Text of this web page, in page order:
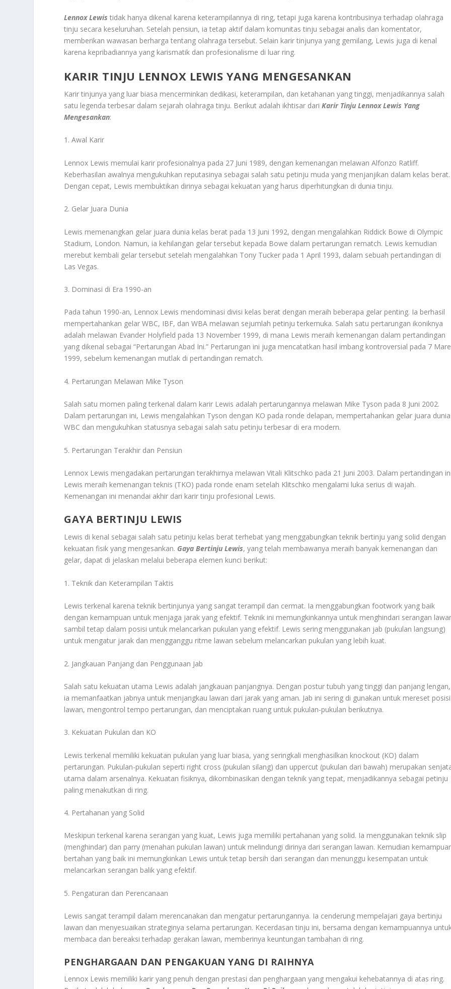
Lennox Lewis tidak hanya dikenal karena keterampilannya di ring, tetapi juga karena kontribusinya terhadap olahraga
tinju secara keseluruhan. Setelah pensiun, ia tetap aktif dalam komunitas tinju sebagai analis dan komentator,
memberikan wawasan berharga tentang olahraga tersebut. Selain karir tinjunya yang gemilang, Lewis juga di kenal
karena kepribadiannya yang karismatik dan profesionalisme di luar ring.
KARIR TINJU LENNOX LEWIS YANG MENGESANKAN
Karir tinjunya yang luar biasa mencerminkan dedikasi, keterampilan, dan ketahanan yang tinggi, menjadikannya salah
satu legenda terbesar dalam sejarah olahraga tinju. Berikut adalah ikhtisar dariKarir Tinju Lennox Lewis Yang
Mengesankan:
1. Awal Karir
Lennox Lewis memulai karir profesionalnya pada 27 Juni 1989, dengan kemenangan melawan Alfonzo Ratliff.
Keberhasilan awalnya mengukuhkan reputasinya sebagai salah satu petinju muda yang menjanjikan dalam kelas berat.
Dengan cepat, Lewis membuktikan dirinya sebagai kekuatan yang harus diperhitungkan di dunia tinju.
2. Gelar Juara Dunia
Lewis memenangkan gelar juara dunia kelas berat pada 13 Juni 1992, dengan mengalahkan Riddick Bowe di Olympic
Stadium, London. Namun, ia kehilangan gelar tersebut kepada Bowe dalam pertarungan rematch. Lewis kemudian
merebut kembali gelar tersebut setelah mengalahkan Tony Tucker pada 1 April 1993, dalam sebuah pertandingan di
Las Vegas.
3. Dominasi di Era 1990-an
Pada tahun 1990-an, Lennox Lewis mendominasi divisi kelas berat dengan meraih beberapa gelar penting. Ia berhasil
mempertahankan gelar WBC, IBF, dan WBA melawan sejumlah petinju terkemuka. Salah satu pertarungan ikoniknya
adalah melawan Evander Holyfield pada 13 November 1999, di mana Lewis meraih kemenangan dalam pertandingan
yang dikenal sebagai “Pertarungan Abad Ini.” Pertarungan ini juga mencatatkan hasil imbang kontroversial pada 7
1999, sebelum kemenangan mutlak di pertandingan rematch.
4. Pertarungan Melawan Mike Tyson
Salah satu momen paling terkenal dalam karir Lewis adalah pertarungannya melawan Mike Tyson pada 8 Juni 2002.
Dalam pertarungan ini, Lewis mengalahkan Tyson dengan KO pada ronde delapan, mempertahankan gelar juara dunia
WBC dan mengukuhkan statusnya sebagai salah satu petinju terbesar di era modern.
5. Pertarungan Terakhir dan Pensiun
Lennox Lewis mengadakan pertarungan terakhirnya melawan Vitali Klitschko pada 21 Juni 2003. Dalam pertandingan
Lewis meraih kemenangan teknis (TKO) pada ronde enam setelah Klitschko mengalami luka serius di wajah.
Kemenangan ini menandai akhir dari karir tinju profesional Lewis.
GAYA BERTINJU LEWIS
Lewis di kenal sebagai salah satu petinju kelas berat terhebat yang menggabungkan teknik bertinju yang solid dengan
kekuatan fisik yang mengesankan. Gaya Bertinju Lewis, yang telah membawanya meraih banyak kemenangan dan
gelar, dapat di jelaskan melalui beberapa elemen kunci berikut:
1. Teknik dan Keterampilan Taktis
Lewis terkenal karena teknik bertinjunya yang sangat terampil dan cermat. Ia menggabungkan footwork yang baik
dengan kemampuan untuk menjaga jarak yang efektif. Teknik ini memungkinkannya untuk menghindari serangan
sambil tetap dalam posisi untuk melancarkan pukulan yang efektif. Lewis sering menggunakan jab (pukulan langsung)
untuk mengatur jarak dan mengganggu ritme lawan sebelum melancarkan pukulan yang lebih kuat.
2. Jangkauan Panjang dan Penggunaan Jab
Salah satu kekuatan utama Lewis adalah jangkauan panjangnya. Dengan postur tubuh yang tinggi dan panjang lengan,
ia memanfaatkan jabnya untuk menjangkau lawan dari jarak yang aman. Jab ini sering di gunakan untuk mereset posisi
lawan, mengontrol tempo pertarungan, dan menciptakan ruang untuk pukulan-pukulan berikutnya.
3. Kekuatan Pukulan dan KO
Lewis terkenal memiliki kekuatan pukulan yang luar biasa, yang seringkali menghasilkan knockout (KO) dalam
pertarungan. Pukulan-pukulan seperti right cross (pukulan silang) dan uppercut (pukulan dari bawah) merupakan
utama dalam arsenalnya. Kekuatan fisiknya, dikombinasikan dengan teknik yang tepat, menjadikannya sebagai petinju
paling menakutkan di ring.
4. Pertahanan yang Solid
Meskipun terkenal karena serangan yang kuat, Lewis juga memiliki pertahanan yang solid. Ia menggunakan teknik slip
(menghindar) dan parry (menahan pukulan lawan) untuk melindungi dirinya dari serangan lawan. Kemudian
bertahan yang baik ini memungkinkan Lewis untuk tetap bersih dari serangan dan menunggu kesempatan untuk
melancarkan serangan balik yang efektif.
5. Pengaturan dan Perencanaan
Lewis sangat terampil dalam merencanakan dan mengatur pertarungannya. Ia cenderung mempelajari gaya bertinju
lawan dan menyesuaikan strateginya selama pertarungan. Kecerdasan tinju ini, bersama dengan kemampuannya
membaca dan bereaksi terhadap gerakan lawan, memberinya keuntungan tambahan di ring.
PENGHARGAAN DAN PENGAKUAN YANG DI RAIHNYA
Lennox Lewis memiliki karir yang penuh dengan prestasi dan penghargaan yang mengakui kehebatannya di atas ring.